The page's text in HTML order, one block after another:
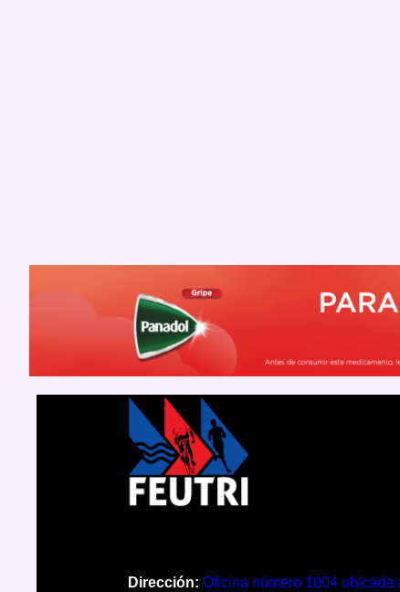
Dirección: Oficina número 1004 ubicada